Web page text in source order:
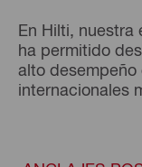
En Hilti, nuestra
ha permitido
alto
internacionales